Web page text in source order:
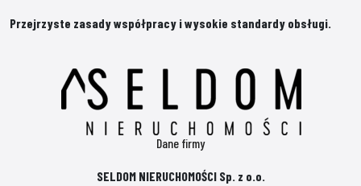
Przejrzyste zasady współpracy i wysokie standardy obsługi.
Dane firmy
SELDOM NIERUCHOMOŚCI Sp. z o.o.